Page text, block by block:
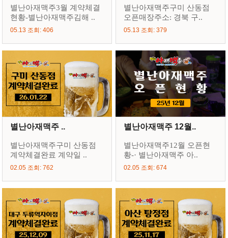
별난아재맥주3월 계약체결
현황-별난아재맥주김해 ..
05.13 조회: 406
별난아재맥주구미 산동점
오픈매장주소: 경북 구..
05.13 조회: 379
별난아재맥주 ..
별난아재맥주구미 산동점
계약체결완료 계약일 ..
02.05 조회: 762
별난아재맥주 12월..
별난아재맥주12월 오픈현
황-· 별난아재맥주 아..
02.05 조회: 674